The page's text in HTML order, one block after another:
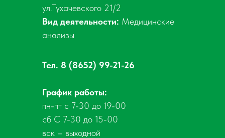
ул.Тухачевского 21/2
Вид деятельности: Медицинские
анализы
Тел. 8 (8652) 99-21-26
График работы:
пн-пт с 7-30 до 19-00
сб С 7-30 до 15-00
вск – выходной